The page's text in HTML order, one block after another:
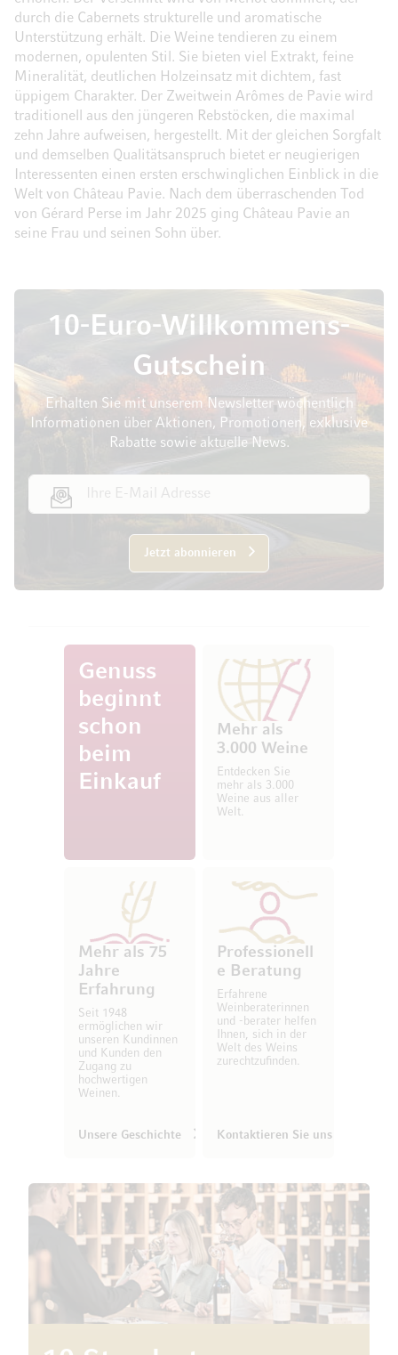
durch die Cabernets strukturelle und aromatische
Unterstützung erhält. Die Weine tendieren zu einem
modernen, opulenten Stil. Sie bieten viel Extrakt, feine
Mineralität, deutlichen Holzeinsatz mit dichtem, fast
üppigem Charakter. Der Zweitwein Arômes de Pavie wird
traditionell aus den jüngeren Rebstöcken, die maximal
zehn Jahre aufweisen, hergestellt. Mit der gleichen Sorgfalt
und demselben Qualitätsanspruch bietet er neugierigen
Interessenten einen ersten erschwinglichen Einblick in die
Welt von Château Pavie. Nach dem überraschenden Tod
von Gérard Perse im Jahr 2025 ging Château Pavie an
seine Frau und seinen Sohn über.
10-Euro-Willkommens-
Gutschein
Erhalten Sie mit unserem Newsletter wöchentlich
Informationen über Aktionen, Promotionen, exklusive
Rabatte sowie aktuelle News.
Jetzt abonnieren
Genuss
beginnt
schon
beim
Einkauf
Mehr als
3.000 Weine
Entdecken Sie
mehr als 3.000
Weine aus aller
Welt.
Mehr als 75
Jahre
Erfahrung
Seit 1948
ermöglichen wir
unseren Kundinnen
und Kunden den
Zugang zu
hochwertigen
Weinen.
Unsere Geschichte
Professionell
e Beratung
Erfahrene
Weinberaterinnen
und -berater helfen
Ihnen, sich in der
Welt des Weins
zurechtzufinden.
Kontaktieren Sie uns